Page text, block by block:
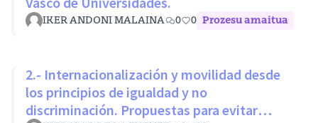
IKER ANDONI MALAINA 0 0 Prozesu amaitua
2.- Internacionalización y movilidad desde
los principios de igualdad y no
discriminación. Propuestas para evitar